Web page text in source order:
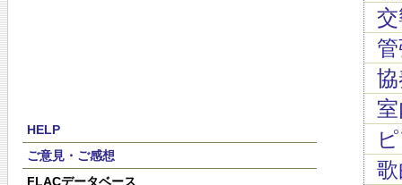
HELP
ご意見・ご感想
FLACデータベース